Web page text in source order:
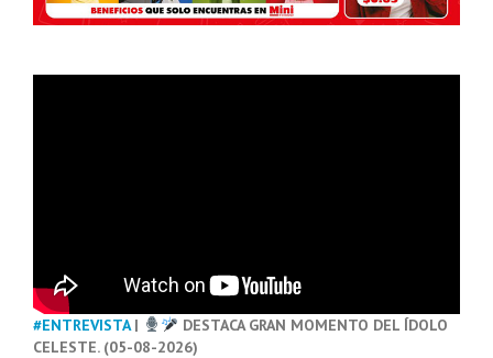
#ENTREVISTA|
DESTACA GRAN MOMENTO DEL ÍDOLO
CELESTE. (05-08-2026)